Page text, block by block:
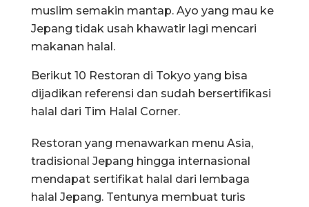
muslim semakin mantap. Ayo yang mau ke
Jepang tidak usah khawatir lagi mencari
makanan halal.
Berikut 10 Restoran di Tokyo yang bisa
dijadikan referensi dan sudah bersertifikasi
halal dari Tim Halal Corner.
Restoran yang menawarkan menu Asia,
tradisional Jepang hingga internasional
mendapat sertifikat halal dari lembaga
halal Jepang. Tentunya membuat turis